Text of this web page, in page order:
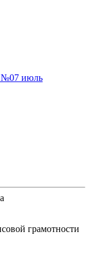
грамотности